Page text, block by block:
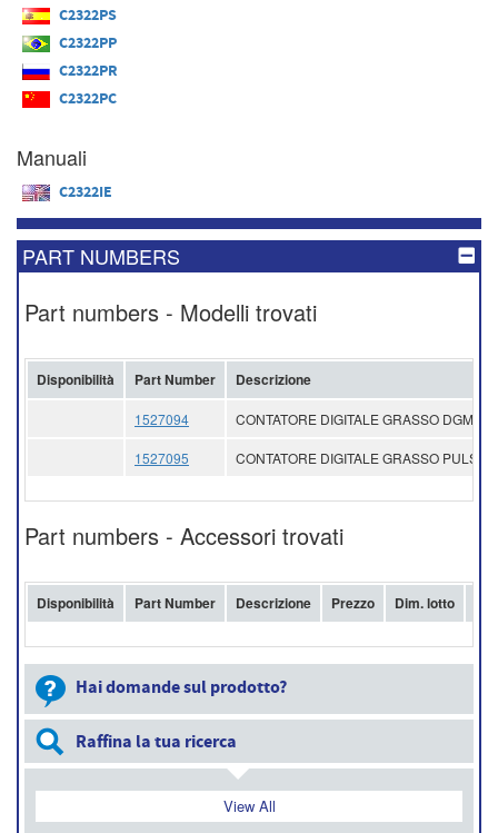
C2322PS
C2322PP
C2322PR
C2322PC
Manuali
C2322IE
PART NUMBERS
Part numbers - Modelli trovati
Disponibilità Part Number Descrizione
1527094 CONTATORE DIGITALE GRASSO DGM
1527095 CONTATORE DIGITALE GRASSO
Part numbers - Accessori trovati
Disponibilità Part Number Descrizione Prezzo Dim. lotto
Hai domande sul prodotto?
Raffina la tua ricerca
View All